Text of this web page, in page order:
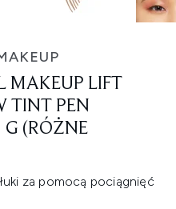
MAKEUP LIFT
TINT PEN
G (RÓŻNE
za pomocą pociągnięć